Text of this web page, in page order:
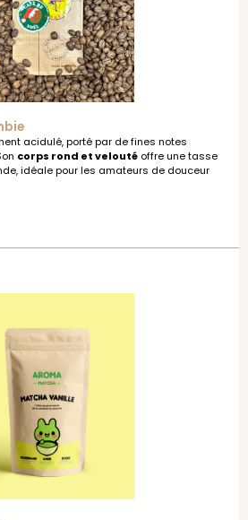
acidulé, porté par de fines notes
corps rond et velouté offre une tasse
idéale pour les amateurs de douceur